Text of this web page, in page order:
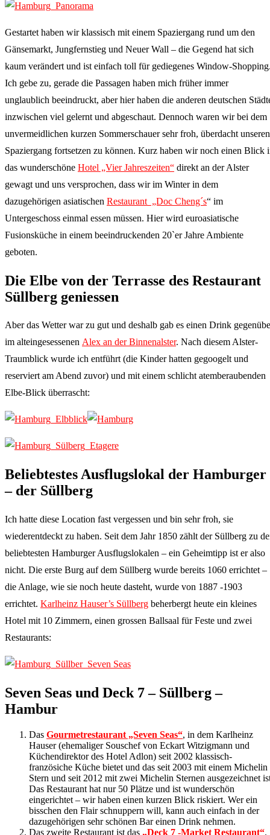
Gestartet haben wir klassisch mit einem Spaziergang rund um den
Gänsemarkt, Jungfernstieg und Neuer Wall – die Gegend hat sich
kaum verändert und ist einfach toll für gediegenes Window-
Ich gebe zu, gerade die Passagen haben mich früher immer
unglaublich beeindruckt, aber hier haben die anderen deutschen
inzwischen viel gelernt und abgeschaut. Dennoch waren wir bei dem
unvermeidlichen kurzen Sommerschauer sehr froh, überdacht unseren
Spaziergang fortsetzen zu können. Kurz haben wir noch einen Blick
das wunderschöne Hotel „Vier Jahreszeiten“ direkt an der Alster
gewagt und uns versprochen, dass wir im Winter in dem
dazugehörigen asiatischen Restaurant „Doc Cheng´s“ im
Untergeschoss einmal essen müssen. Hier wird euroasiatische
Fusionsküche in einem beeindruckenden 20`er Jahre Ambiente
geboten.
Die Elbe von der Terrasse des Restaurant
Süllberg geniessen
Aber das Wetter war zu gut und deshalb gab es einen Drink
im alteingesessenen Alex an der Binnenalster. Nach diesem Alster-
Traumblick wurde ich entführt (die Kinder hatten gegoogelt und
reserviert am Abend zuvor) und mit einem schlicht atemberaubenden
Elbe-Blick überrascht:
Beliebtestes Ausflugslokal der Hamburger
– der Süllberg
Ich hatte diese Location fast vergessen und bin sehr froh, sie
wiederentdeckt zu haben. Seit dem Jahr 1850 zählt der Süllberg zu
beliebtesten Hamburger Ausflugslokalen – ein Geheimtipp ist er also
nicht. Die erste Burg auf dem Süllberg wurde bereits 1060 errichtet –
die Anlage, wie sie noch heute dasteht, wurde von 1887 -1903
errichtet. Karlheinz Hauser’s Süllberg beherbergt heute ein kleines
Hotel mit 10 Zimmern, einen grossen Ballsaal für Feste und zwei
Restaurants:
Seven Seas und Deck 7 – Süllberg –
Hambur
Das Gourmetrestaurant „Seven Seas“, in dem Karlheinz
Hauser (ehemaliger Souschef von Eckart Witzigmann und
Küchendirektor des Hotel Adlon) seit 2002 klassisch-
französiche Küche bietet und das seit 2003 mit einem Michelin
Stern und seit 2012 mit zwei Michelin Sternen ausgezeichnet
Das Restaurant hat nur 50 Plätze und ist wunderschön
eingerichtet – wir haben einen kurzen Blick riskiert. Wer ein
bisschen den Flair schnuppern will, kann auch einfach in der
dazugehörigen sehr schönen Bar einen Drink nehmen.
Das zweite Restaurant ist das „Deck 7 -Market Restaurant“.